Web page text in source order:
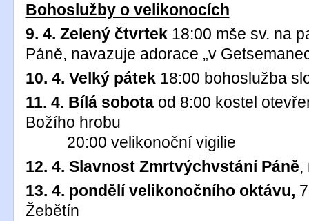
Bohoslužby o velikonocích
9. 4. Zelený čtvrtek 18:00 mše sv. na
Páně, navazuje adorace „v
10. 4. Velký pátek 18:00 bohoslužba
11. 4. Bílá sobota od 8:00 kostel
Božího hrobu
20:00 velikonoční vigilie
12. 4. Slavnost Zmrtvýchvstání Páně,
13. 4. pondělí velikonočního oktávu,
Žebětín